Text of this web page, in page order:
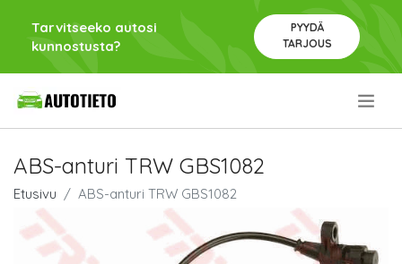
Tarvitseeko autosi
kunnostusta?
PYYDÄ
TARJOUS
ABS-anturi TRW GBS1082
Etusivu ABS-anturi TRW GBS1082